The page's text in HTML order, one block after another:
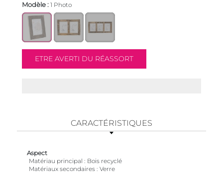
Modèle : 1 Photo
CARACTÉRISTIQUES
Aspect
Matériau principal
Bois recyclé
Matériaux secondaires Verre